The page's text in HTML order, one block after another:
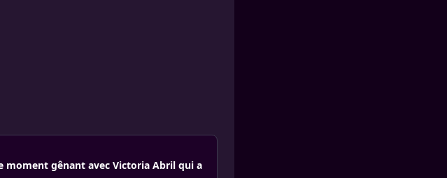
moment gênant avec Victoria Abril qui a